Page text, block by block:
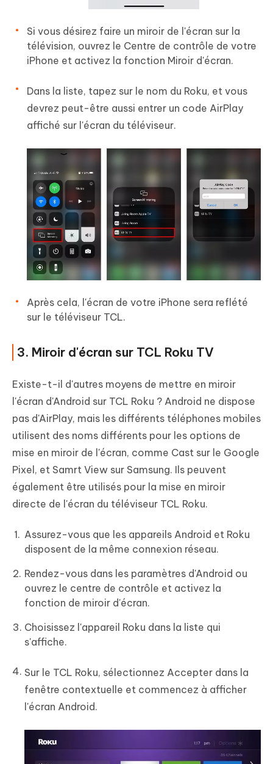
Si vous désirez faire un miroir de l'écran sur la
télévision, ouvrez le Centre de contrôle de votre
iPhone et activez la fonction Miroir d'écran.
Dans la liste, tapez sur le nom du Roku, et vous
devrez peut-être aussi entrer un code AirPlay
affiché sur l'écran du téléviseur.
Après cela, l'écran de votre iPhone sera reflété
sur le téléviseur TCL.
3. Miroir d'écran sur TCL Roku TV
Existe-t-il d'autres moyens de mettre en miroir
l'écran d'Android sur TCL Roku ? Android ne dispose
pas d'AirPlay, mais les différents téléphones mobiles
utilisent des noms différents pour les options de
mise en miroir de l'écran, comme Cast sur le Google
Pixel, et Samrt View sur Samsung. Ils peuvent
également être utilisés pour la mise en miroir
directe de l'écran du téléviseur TCL Roku.
Assurez-vous que les appareils Android et Roku
disposent de la même connexion réseau.
Rendez-vous dans les paramètres d'Android ou
ouvrez le centre de contrôle et activez la
fonction de miroir d'écran.
Choisissez l'appareil Roku dans la liste qui
s'affiche.
Sur le TCL Roku, sélectionnez Accepter dans la
fenêtre contextuelle et commencez à afficher
l'écran Android.